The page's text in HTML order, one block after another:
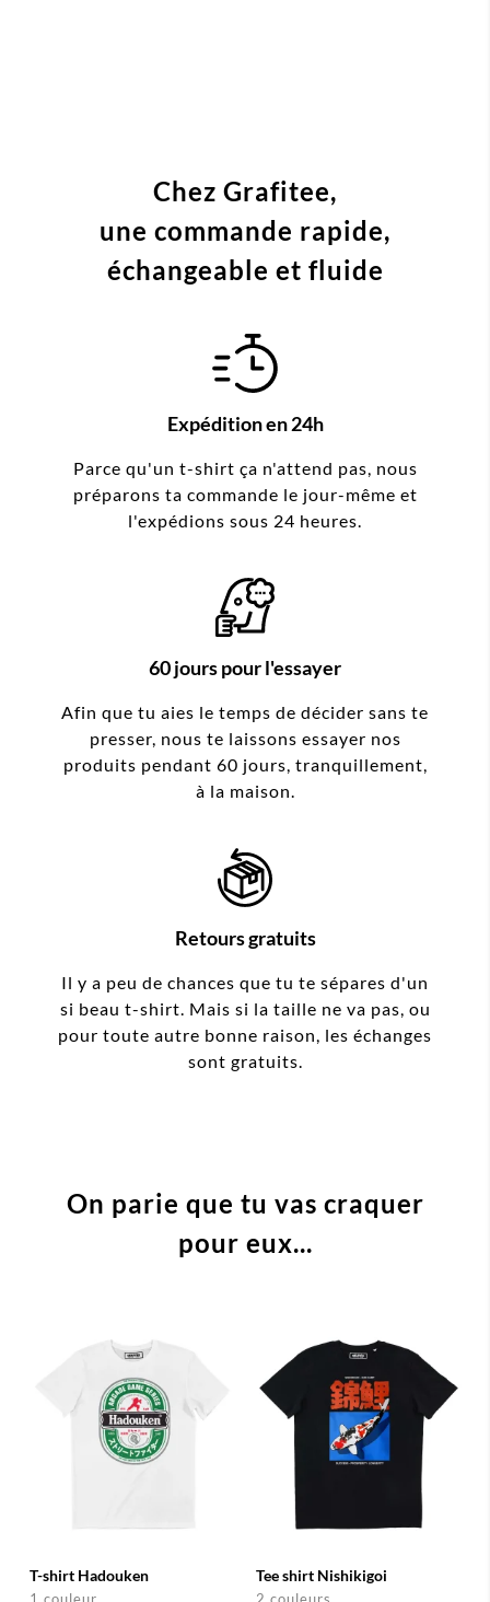
Chez Grafitee,
une commande rapide,
échangeable et fluide
Expédition en 24h
Parce qu'un t-shirt ça n'attend pas, nous
préparons ta commande le jour-même et
l'expédions sous 24 heures.
60 jours pour l'essayer
Afin que tu aies le temps de décider sans te
presser, nous te laissons essayer nos
produits pendant 60 jours, tranquillement,
à la maison.
Retours gratuits
Il y a peu de chances que tu te sépares d'un
si beau t-shirt. Mais si la taille ne va pas, ou
pour toute autre bonne raison, les échanges
sont gratuits.
On parie que tu vas craquer
pour eux...
T-shirt Hadouken Tee shirt Nishikigoi